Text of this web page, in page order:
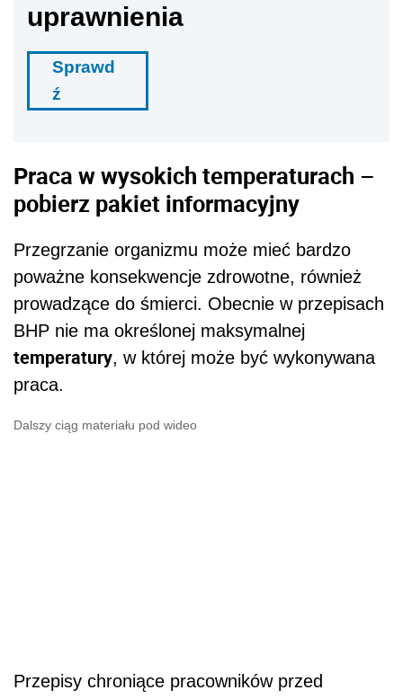
uprawnienia
Sprawd
ź
Praca w wysokich temperaturach –
pobierz pakiet informacyjny
Przegrzanie organizmu może mieć bardzo
poważne konsekwencje zdrowotne, również
prowadzące do śmierci. Obecnie w przepisach
BHP nie ma określonej maksymalnej
temperatury, w której może być wykonywana
praca.
Dalszy ciąg materiału pod wideo
Przepisy chroniące pracowników przed